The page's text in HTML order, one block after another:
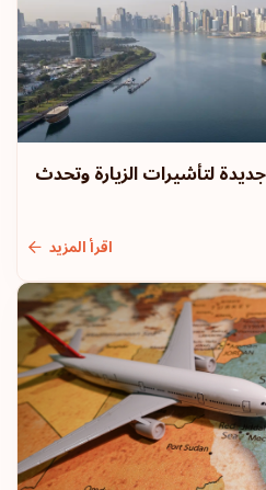
لتأشيرات الزيارة وتحدث
اقرأ المزيد